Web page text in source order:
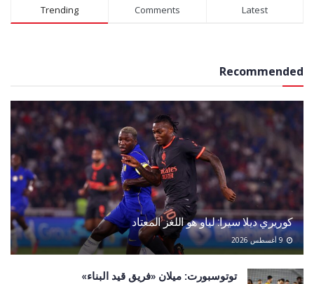
Alternative:
Trending Comments Latest
Recommended
كوريري ديلا سيرا: لياو هو اللغز المعتاد
توتوسبورت: ميلان «فريق قيد البناء»